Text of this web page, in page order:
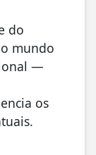
do
mundo
—
os